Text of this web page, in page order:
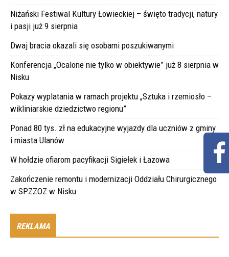
Niżański Festiwal Kultury Łowieckiej – święto tradycji, natury
i pasji już 9 sierpnia
Dwaj bracia okazali się osobami poszukiwanymi
Konferencja „Ocalone nie tylko w obiektywie” już 8 sierpnia w
Nisku
Pokazy wyplatania w ramach projektu „Sztuka i rzemiosło –
wikliniarskie dziedzictwo regionu”
Ponad 80 tys. zł na edukacyjne wyjazdy dla uczniów z gminy
i miasta Ulanów
W hołdzie ofiarom pacyfikacji Sigiełek i Łazowa
Zakończenie remontu i modernizacji Oddziału Chirurgicznego
w SPZZOZ w Nisku
REKLAMA